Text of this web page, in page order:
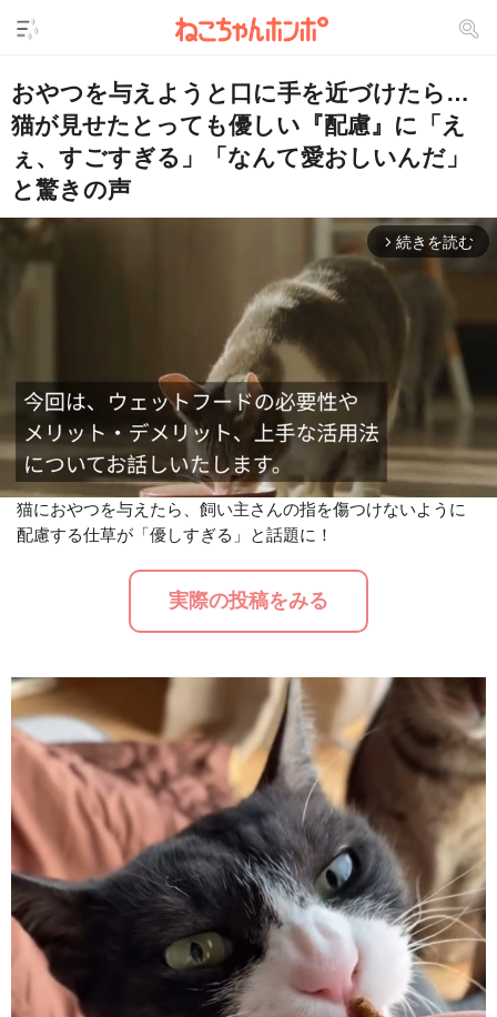
おやつを与えようと口に手を近づけたら…
猫が見せたとっても優しい『配慮』に「え
ぇ、すごすぎる」「なんて愛おしいんだ」
と驚きの声
arrow_forward_ios 続きを読む
猫におやつを与えたら、飼い主さんの指を傷つけないように
配慮する仕草が「優しすぎる」と話題に！
実際の投稿をみる